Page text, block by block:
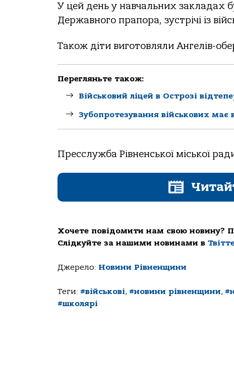
У цей день у навчальних закладах
Державного прапора, зустрічі із
Також діти виготовляли Ангелів-
Перегляньте також:
Військовий ліцей в Острозі
Зубопротезування військових має
Пресслужба Рівненської міської
Хочете повідомити нам свою новину?
Слідкуйте за нашими новинами в
Джерело: Новини Рівненщини
Теги: #військові, #новини рівненщини,
#школярі